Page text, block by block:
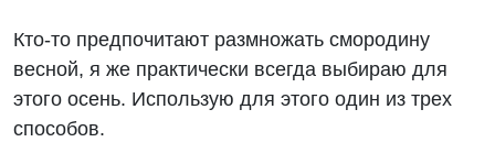
Кто-то предпочитают размножать смородину
весной, я же практически всегда выбираю для
этого осень. Использую для этого один из трех
способов.